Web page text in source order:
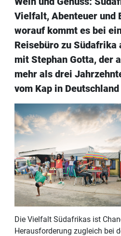
Vielfalt, Abenteuer und
worauf kommt es bei
Reisebüro zu Südafrika
mit Stephan Gotta, der
mehr als drei
vom Kap in
Die Vielfalt Südafrikas ist
Herausforderung zugleich bei